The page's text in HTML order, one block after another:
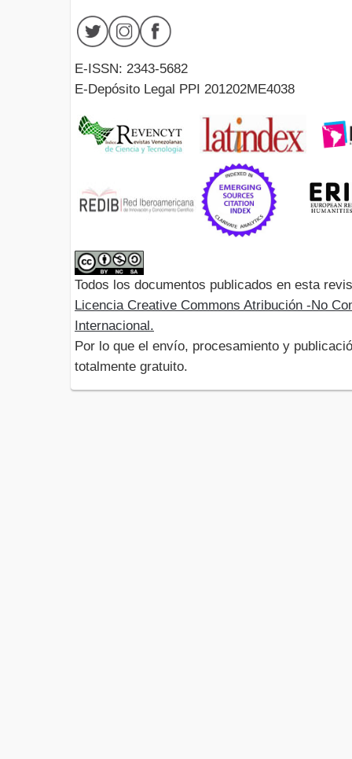
E-ISSN: 2343-5682
E-Depósito Legal PPI 201202ME4038
Todos los documentos publicados en esta
Licencia Creative Commons Atribución -No
Internacional.
Por lo que el envío, procesamiento y
totalmente gratuito.